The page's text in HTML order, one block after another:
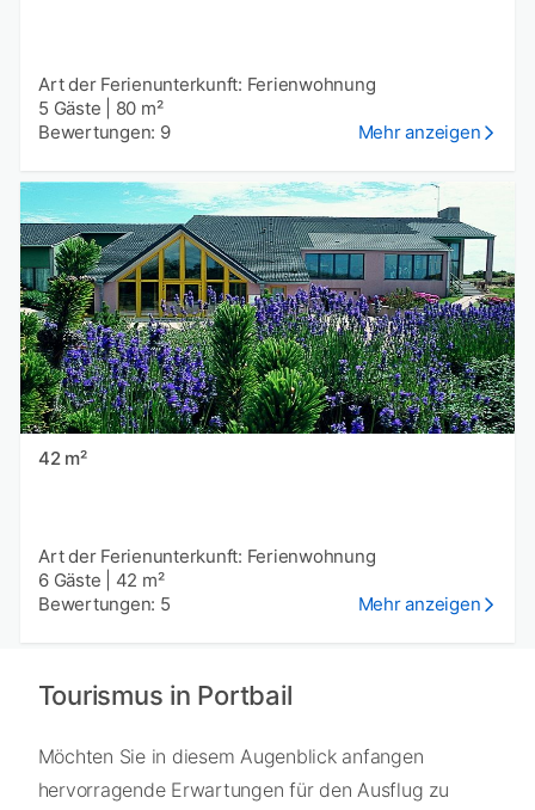
Art der Ferienunterkunft: Ferienwohnung
5 Gäste
80 m²
Bewertungen: 9
Mehr anzeigen
42 m²
Art der Ferienunterkunft: Ferienwohnung
6 Gäste
42 m²
Bewertungen: 5
Mehr anzeigen
Tourismus in Portbail
Möchten Sie in diesem Augenblick anfangen
hervorragende Erwartungen für den Ausflug zu